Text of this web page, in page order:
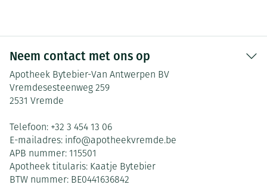
Neem contact met ons op
Apotheek Bytebier-Van Antwerpen BV
Vremdesesteenweg 259
2531 Vremde
Telefoon: +32 3 454 13 06
E-mailadres: info@apotheekvremde.be
APB nummer: 115501
Apotheek titularis: Kaatje Bytebier
BTW nummer: BE0441636842